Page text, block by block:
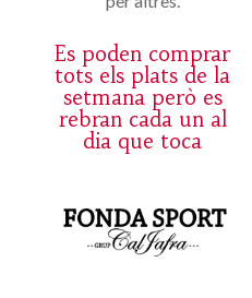
Es poden comprar
tots els plats de la
setmana però es
rebran cada un al
dia que toca